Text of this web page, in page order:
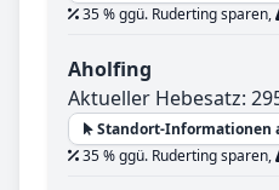
35 % ggü. Ruderting sparen,
Aholfing
Aktueller Hebesatz:
Standort-Informationen
35 % ggü. Ruderting sparen,